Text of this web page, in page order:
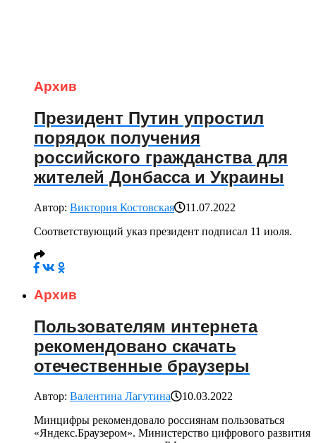
Архив
Президент Путин упростил
порядок получения
российского гражданства для
жителей Донбасса и Украины
Автор: Виктория Костовская
11.07.2022
Соответствующий указ президент подписал 11 июля.
Архив
Пользователям интернета
рекомендовано скачать
отечественные браузеры
Автор: Валентина Лагутина
10.03.2022
Минцифры рекомендовало россиянам пользоваться
«Яндекс.Браузером». Министерство цифрового развития